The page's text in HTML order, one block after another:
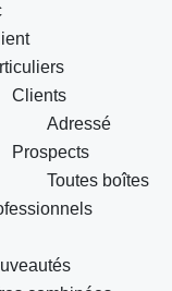
Clients
Adressé
Prospects
Toutes boîtes